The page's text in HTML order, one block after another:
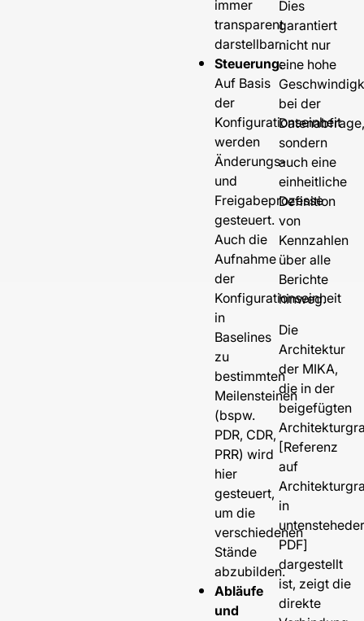
immer
transparent
darstellbar.
Steuerung:
Auf Basis
der
Konfigurationseinheit
werden
Änderungs-
und
Freigabeprozesse
gesteuert.
Auch die
Aufnahme
der
Konfigurationseinheit
in
Baselines
zu
bestimmten
Meilensteinen
(bspw.
PDR, CDR,
PRR) wird
hier
gesteuert,
um die
verschiedenen
Stände
abzubilden.
Abläufe
und
Dies
garantiert
nicht nur
eine hohe
bei der
Datenabfrage,
sondern
auch eine
einheitliche
Definition
von
Kennzahlen
über alle
Berichte
hinweg.
Die
Architektur
der MIKA,
die in der
beigefügten
[Referenz
auf
in
untensteheder
PDF]
dargestellt
ist, zeigt die
direkte